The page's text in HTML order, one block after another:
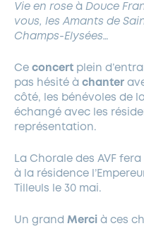
Vie en rose à Douce
vous, les Amants de
Champs-Elysées…
Ce concert plein
pas hésité à chanter
côté, les bénévoles de
échangé avec les
représentation.
La Chorale des AVF
à la résidence
Tilleuls le 30 mai.
Un grand Merci à ces